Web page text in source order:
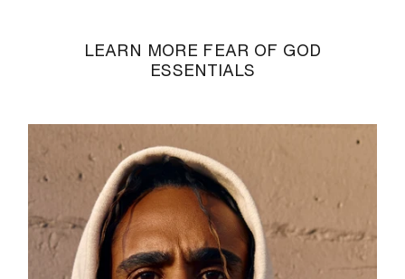
LEARN MORE FEAR OF GOD
ESSENTIALS